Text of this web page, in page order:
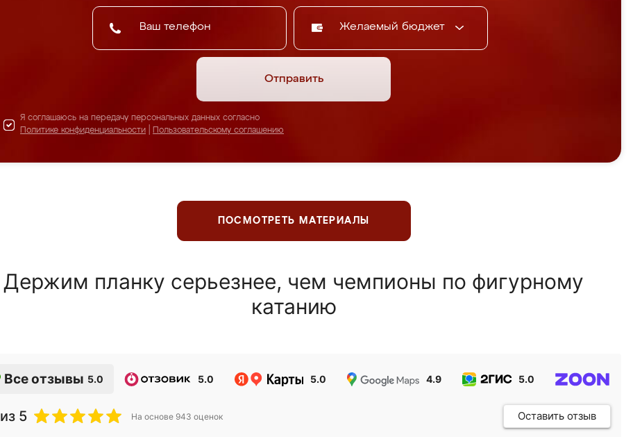
Желаемый бюджет
Отправить
Я соглашаюсь на передачу персональных данных согласно
Политике конфиденциальности
Пользовательскому соглашению
ПОСМОТРЕТЬ МАТЕРИАЛЫ
Держим планку серьезнее, чем чемпионы по фигурному
катанию
Все отзывы 5.0 5.0 5.0 4.9 5.0
из 5 На основе 943 оценок Оставить отзыв